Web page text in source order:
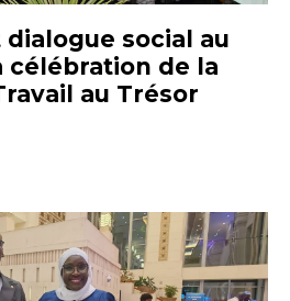
social au
de la
au Trésor